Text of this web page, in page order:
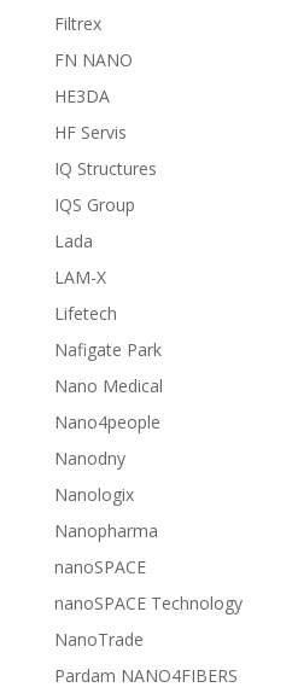
Filtrex
FN NANO
HE3DA
HF Servis
IQ Structures
IQS Group
Lada
LAM-X
Lifetech
Nafigate Park
Nano Medical
Nano4people
Nanodny
Nanologix
Nanopharma
nanoSPACE
nanoSPACE Technology
NanoTrade
Pardam NANO4FIBERS